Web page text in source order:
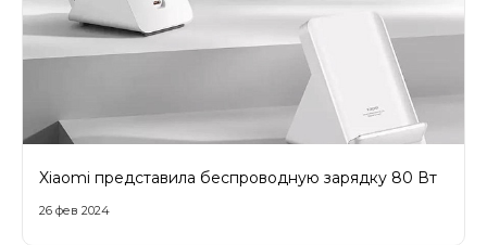
Xiaomi представила беспроводную зарядку 80 Вт
26 фев 2024